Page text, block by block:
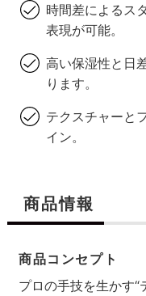
時間差によるス
表現が可能。
高い保湿性と日
ります。
テクスチャーと
イン。
商品情報
商品コンセプト
プロの手技を生かす“